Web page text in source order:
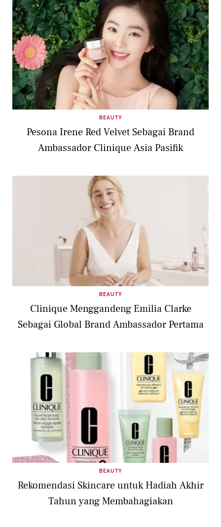
BEAUTY
Pesona Irene Red Velvet Sebagai Brand
Ambassador Clinique Asia Pasifik
BEAUTY
Clinique Menggandeng Emilia Clarke
Sebagai Global Brand Ambassador Pertama
BEAUTY
Rekomendasi Skincare untuk Hadiah Akhir
Tahun yang Membahagiakan